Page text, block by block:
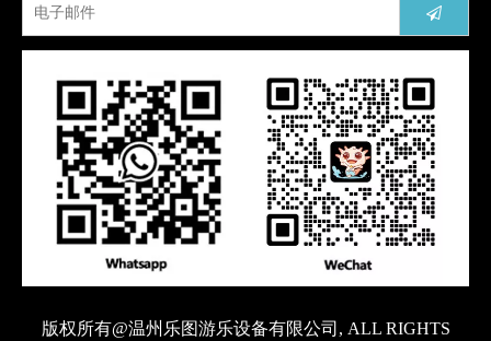
版权所有@温州乐图游乐设备有限公司, ALL RIGHTS